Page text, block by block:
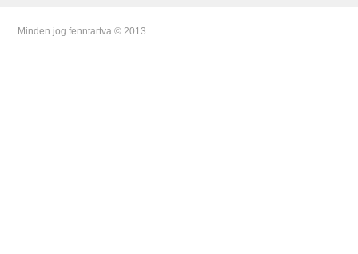
Minden jog fenntartva © 2013